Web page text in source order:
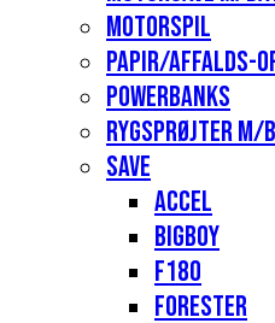
Motorspil
Papir/affalds-
Powerbanks
Rygsprøjter
Save
Accel
Bigboy
F180
Forester